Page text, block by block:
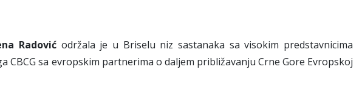
Radović održala je u Briselu niz sastanaka sa visokim predstavnicima
sa evropskim partnerima o daljem približavanju Crne Gore Evropskoj